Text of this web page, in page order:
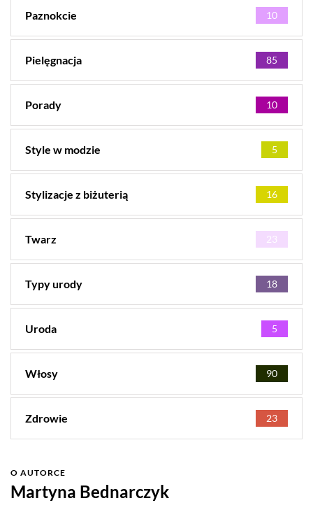
Paznokcie 10
Pielęgnacja 85
Porady 10
Style w modzie 5
Stylizacje z biżuterią 16
Twarz 23
Typy urody 18
Uroda 5
Włosy 90
Zdrowie 23
O AUTORCE
Martyna Bednarczyk